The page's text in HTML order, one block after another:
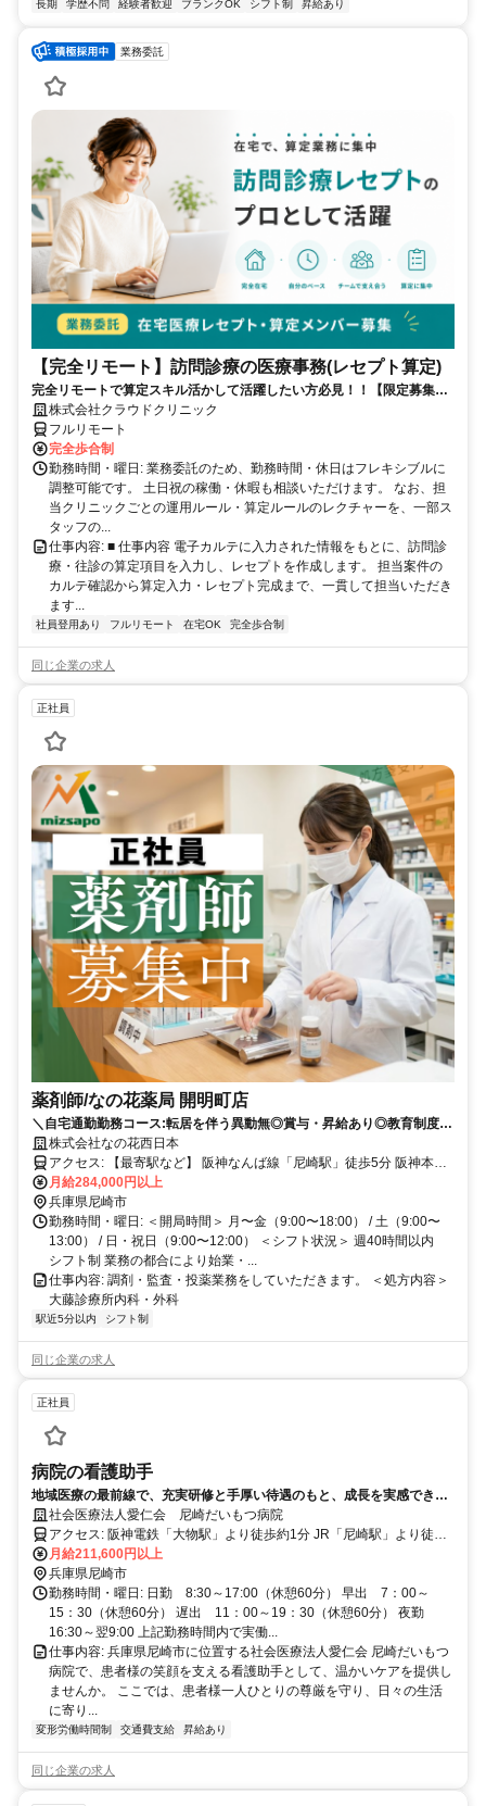
長期 学歴不問 経験者歓迎 ブランクOK シフト制 昇給あり
業務委託
【完全リモート】訪問診療の医療事務(レセプト算定)
完全リモートで算定スキル活かして活躍したい方必見！！【限定募集】
完全リモート｜在宅医療レセプト算定（成果報酬型／業務委託）
株式会社クラウドクリニック
フルリモート
完全歩合制
勤務時間・曜日: 業務委託のため、勤務時間・休日はフレキシブルに
調整可能です。 土日祝の稼働・休暇も相談いただけます。 なお、担
当クリニックごとの運用ルール・算定ルールのレクチャーを、一部ス
タッフの...
仕事内容: ■ 仕事内容 電子カルテに入力された情報をもとに、訪問診
療・往診の算定項目を入力し、レセプトを作成します。 担当案件の
カルテ確認から算定入力・レセプト完成まで、一貫して担当いただき
ます...
社員登用あり フルリモート 在宅OK 完全歩合制
同じ企業の求人
正社員
薬剤師/なの花薬局 開明町店
＼自宅通勤勤務コース:転居を伴う異動無◎賞与・昇給あり◎教育制度の
整った環境♪／
株式会社なの花西日本
アクセス: 【最寄駅など】 阪神なんば線「尼崎駅」徒歩5分 阪神本線
「尼崎駅」徒歩5分
月給284,000円以上
兵庫県尼崎市
勤務時間・曜日: ＜開局時間＞ 月〜金（9:00〜18:00） / 土（9:00〜
13:00） / 日・祝日（9:00〜12:00） ＜シフト状況＞ 週40時間以内
シフト制 業務の都合により始業・...
仕事内容: 調剤・監査・投薬業務をしていただきます。 ＜処方内容＞
大藤診療所内科・外科
駅近5分以内 シフト制
同じ企業の求人
正社員
病院の看護助手
地域医療の最前線で、充実研修と手厚い待遇のもと、成長を実感できる
看護助手のお仕事です。
社会医療法人愛仁会 尼崎だいもつ病院
アクセス: 阪神電鉄「大物駅」より徒歩約1分 JR「尼崎駅」より徒歩
約20分 阪神バス「社協会館前バス停」下車すぐ 阪神バス「東大物町
一丁目バス停」下車すぐ
月給211,600円以上
兵庫県尼崎市
勤務時間・曜日: 日勤 8:30～17:00（休憩60分） 早出 7：00～
15：30（休憩60分） 遅出 11：00～19：30（休憩60分） 夜勤
16:30～翌9:00 上記勤務時間内で実働...
仕事内容: 兵庫県尼崎市に位置する社会医療法人愛仁会 尼崎だいもつ
病院で、患者様の笑顔を支える看護助手として、温かいケアを提供し
ませんか。 ここでは、患者様一人ひとりの尊厳を守り、日々の生活
に寄り...
変形労働時間制 交通費支給 昇給あり
同じ企業の求人